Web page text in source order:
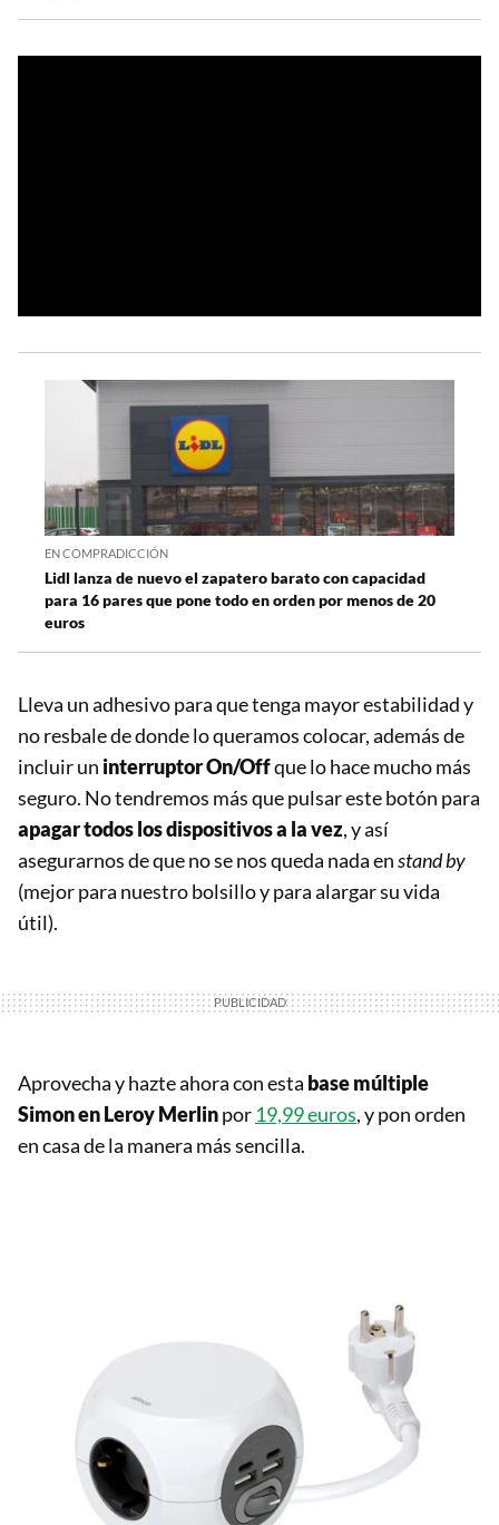
EN COMPRADICCIÓN
Lidl lanza de nuevo el zapatero barato con capacidad
para 16 pares que pone todo en orden por menos de 20
euros
Lleva un adhesivo para que tenga mayor estabilidad y
no resbale de donde lo queramos colocar, además de
incluir un interruptor On/Offque lo hace mucho más
seguro. No tendremos más que pulsar este botón para
apagar todos los dispositivos a la vez, y así
asegurarnos de que no se nos queda nada enstand by
(mejor para nuestro bolsillo y para alargar su vida
útil).
Aprovecha y hazte ahora con esta base múltiple
Simon en Leroy Merlinpor 19,99 euros, y pon orden
en casa de la manera más sencilla.